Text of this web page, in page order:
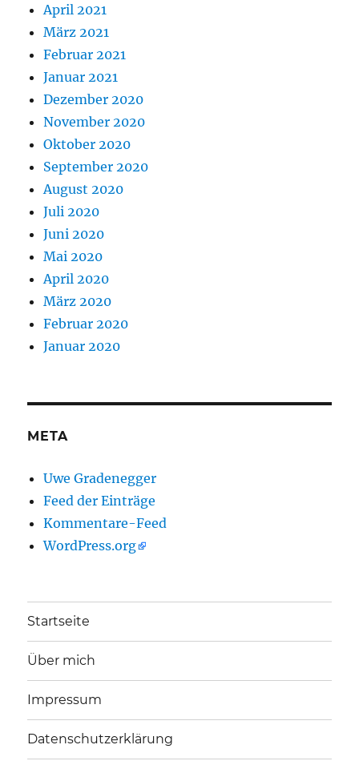
April 2021
März 2021
Februar 2021
Januar 2021
Dezember 2020
November 2020
Oktober 2020
September 2020
August 2020
Juli 2020
Juni 2020
Mai 2020
April 2020
März 2020
Februar 2020
Januar 2020
META
Uwe Gradenegger
Feed der Einträge
Kommentare-Feed
WordPress.org
Startseite
Über mich
Impressum
Datenschutzerklärung